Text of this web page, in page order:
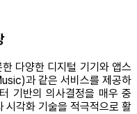
다양한 디지털 기기와 앱스
과 같은 서비스를 제공하
기반의 의사결정을 매우 중
시각화 기술을 적극적으로 활